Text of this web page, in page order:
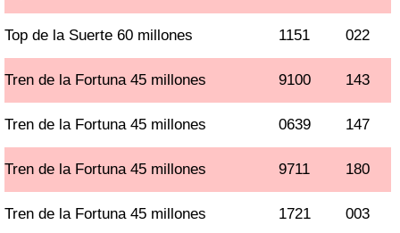
Top de la Suerte 60 millones 1151 022
Tren de la Fortuna 45 millones 9100 143
Tren de la Fortuna 45 millones 0639 147
Tren de la Fortuna 45 millones 9711 180
Tren de la Fortuna 45 millones 1721 003